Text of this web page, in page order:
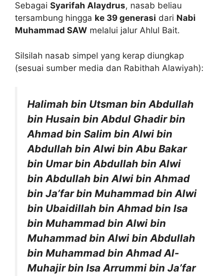
Sebagai Syarifah Alaydrus, nasab beliau
tersambung hingga ke 39 generasi dari Nabi
Muhammad SAW melalui jalur Ahlul Bait.
Silsilah nasab simpel yang kerap diungkap
(sesuai sumber media dan Rabithah Alawiyah):
Halimah bin Utsman bin Abdullah
bin Husain bin Abdul Ghadir bin
Ahmad bin Salim bin Alwi bin
Abdullah bin Alwi bin Abu Bakar
bin Umar bin Abdullah bin Alwi
bin Abdullah bin Alwi bin Ahmad
bin Ja’far bin Muhammad bin Alwi
bin Ubaidillah bin Ahmad bin Isa
bin Muhammad bin Alwi bin
Muhammad bin Alwi bin Abdullah
bin Muhammad bin Ahmad Al-
Muhajir bin Isa Arrummi bin Ja’far